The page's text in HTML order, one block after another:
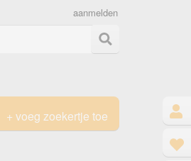
aanmelden
+ voeg zoekertje toe